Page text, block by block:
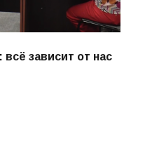
всё зависит от нас